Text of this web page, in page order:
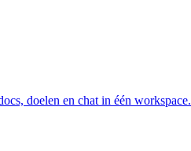
doelen en chat in één workspace.